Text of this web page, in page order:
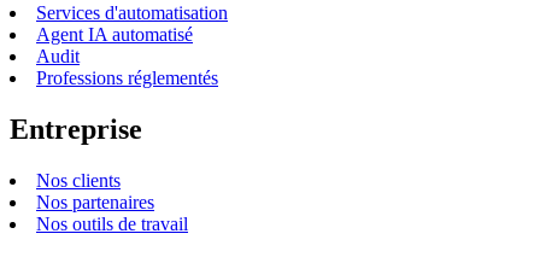
Services d'automatisation
Agent IA automatisé
Audit
Professions réglementés
Entreprise
Nos clients
Nos partenaires
Nos outils de travail